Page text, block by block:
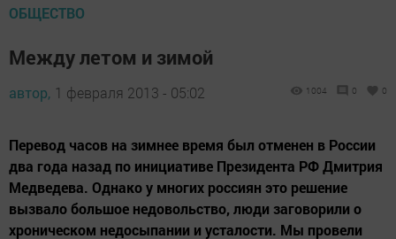
ОБЩЕСТВО
Между летом и зимой
автор, 1 февраля 2013 - 05:02 1004 0 0
Перевод часов на зимнее время был отменен в России
два года назад по инициативе Президента РФ Дмитрия
Медведева. Однако у многих россиян это решение
вызвало большое недовольство, люди заговорили о
хроническом недосыпании и усталости. Мы провели